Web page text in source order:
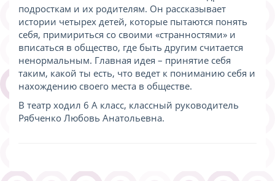
подросткам и их родителям. Он рассказывает
истории четырех детей, которые пытаются понять
себя, примириться со своими «странностями» и
вписаться в общество, где быть другим считается
ненормальным. Главная идея – принятие себя
таким, какой ты есть, что ведет к пониманию себя и
нахождению своего места в обществе.
В театр ходил 6 А класс, классный руководитель
Рябченко Любовь Анатольевна.